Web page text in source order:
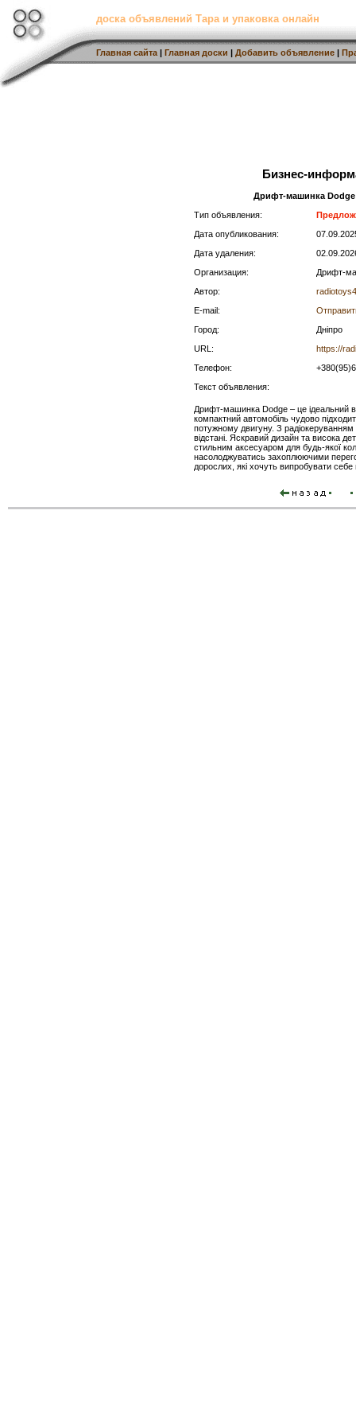
доска объявлений Тара и упаковка онлайн
Главная сайта | Главная доски | Добавить объявление |
Бизнес-
Дрифт-машинка Dodge
Тип объявления:
Дата опубликования:
Дата удаления:
Организация:
Дрифт-
Автор:
radiotoys4
E-mail:
Город:
Дніпро
URL:
https://
Телефон:
Текст объявления:
Дрифт-машинка Dodge – це ідеальний
компактний автомобіль чудово
потужному двигуну. З радіокеруванням
відстані. Яскравий дизайн та висока
стильним аксесуаром для будь-якої
насолоджуватись захоплюючими
дорослих, які хочуть випробувати